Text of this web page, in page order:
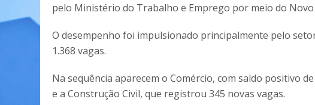
pelo Ministério do Trabalho e Emprego por meio do Novo
O desempenho foi impulsionado principalmente pelo
1.368 vagas.
Na sequência aparecem o Comércio, com saldo positivo
e a Construção Civil, que registrou 345 novas vagas.